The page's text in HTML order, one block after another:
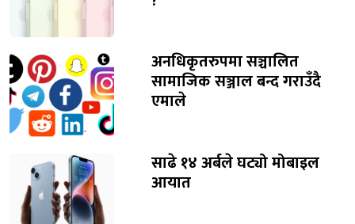
अनधिकृतरुपमा सञ्चालित
सामाजिक सञ्जाल बन्द गराउँदै
एमाले
साढे १४ अर्बले घट्यो मोबाइल
आयात